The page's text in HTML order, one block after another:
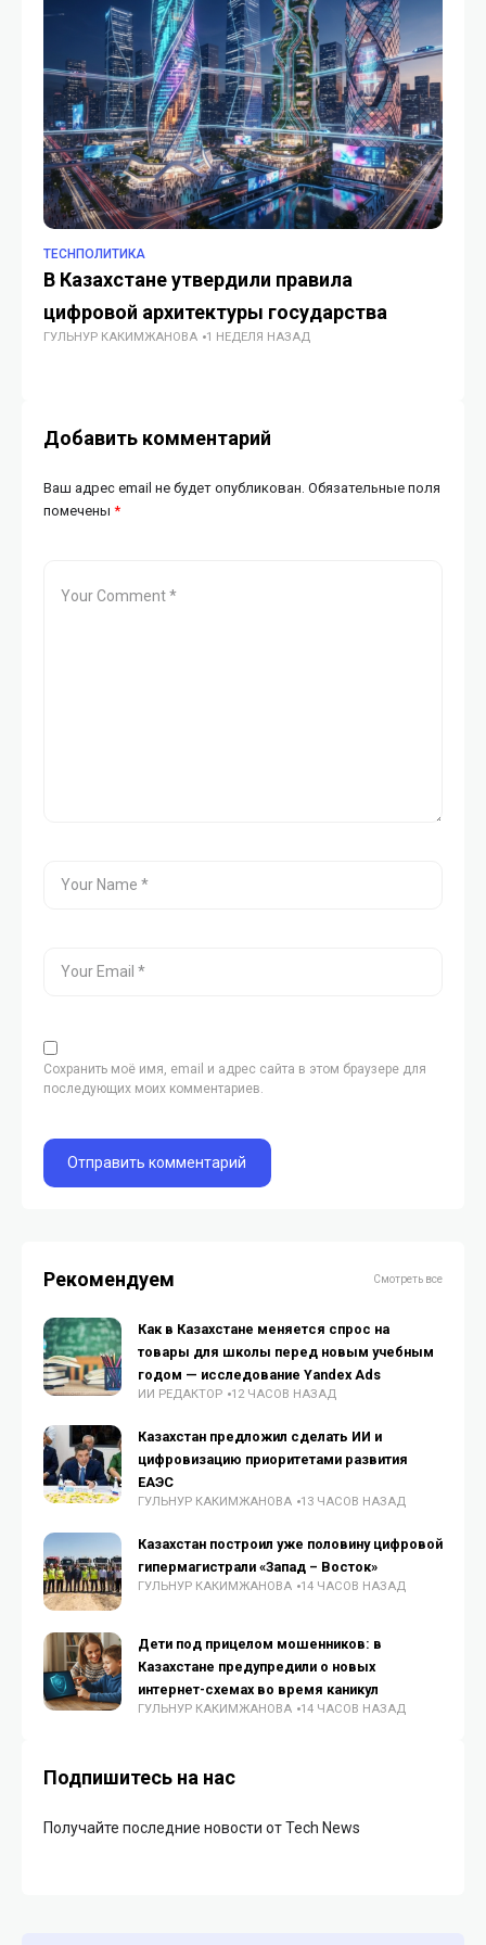
TECHПОЛИТИКА
В Казахстане утвердили правила
цифровой архитектуры государства
ГУЛЬНУР КАКИМЖАНОВА 1 НЕДЕЛЯ НАЗАД
Добавить комментарий
Ваш адрес email не будет опубликован. Обязательные поля
помечены *
Сохранить моё имя, email и адрес сайта в этом браузере для
последующих моих комментариев.
Рекомендуем Смотреть все
Как в Казахстане меняется спрос на
товары для школы перед новым учебным
годом — исследование Yandex Ads
ИИ РЕДАКТОР 12 ЧАСОВ НАЗАД
Казахстан предложил сделать ИИ и
цифровизацию приоритетами развития
ЕАЭС
ГУЛЬНУР КАКИМЖАНОВА 13 ЧАСОВ НАЗАД
Казахстан построил уже половину цифровой
гипермагистрали «Запад – Восток»
ГУЛЬНУР КАКИМЖАНОВА 14 ЧАСОВ НАЗАД
Дети под прицелом мошенников: в
Казахстане предупредили о новых
интернет-схемах во время каникул
ГУЛЬНУР КАКИМЖАНОВА 14 ЧАСОВ НАЗАД
Подпишитесь на нас
Получайте последние новости от Tech News